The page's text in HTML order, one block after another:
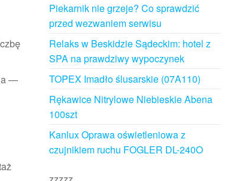
—
Piekarnik nie grzeje? Co sprawdzić
przed wezwaniem serwisu
Relaks w Beskidzie Sądeckim: hotel z
SPA na prawdziwy wypoczynek
TOPEX Imadło ślusarskie (07A110)
Rękawice Nitrylowe Niebieskie Abena
100szt
Kanlux Oprawa oświetleniowa z
czujnikiem ruchu FOGLER DL-240O